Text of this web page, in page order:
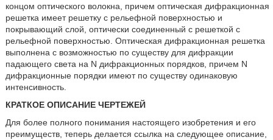
концом оптического волокна, причем оптическая дифракционная
решетка имеет решетку с рельефной поверхностью и
покрывающий слой, оптически соединенный с решеткой с
рельефной поверхностью. Оптическая дифракционная решетка
выполнена с возможностью по существу для дифракции
падающего света на N дифракционных порядков, причем N
дифракционные порядки имеют по существу одинаковую
интенсивность.
КРАТКОЕ ОПИСАНИЕ ЧЕРТЕЖЕЙ
Для более полного понимания настоящего изобретения и его
преимуществ, теперь делается ссылка на следующее описание,